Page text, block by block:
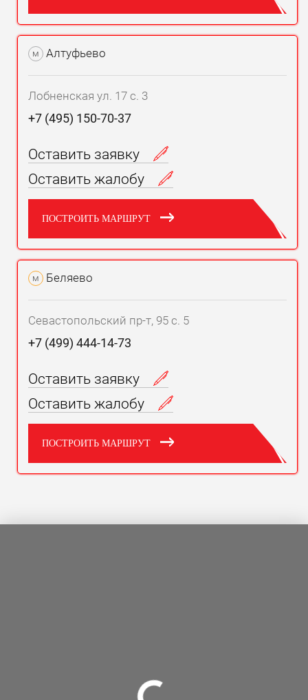
м Алтуфьево
Лобненская ул. 17 с. 3
+7 (495) 150-70-37
Оставить заявку
Оставить жалобу
ПОСТРОИТЬ МАРШРУТ
м Беляево
Севастопольский пр-т, 95 с. 5
+7 (499) 444-14-73
Оставить заявку
Оставить жалобу
ПОСТРОИТЬ МАРШРУТ